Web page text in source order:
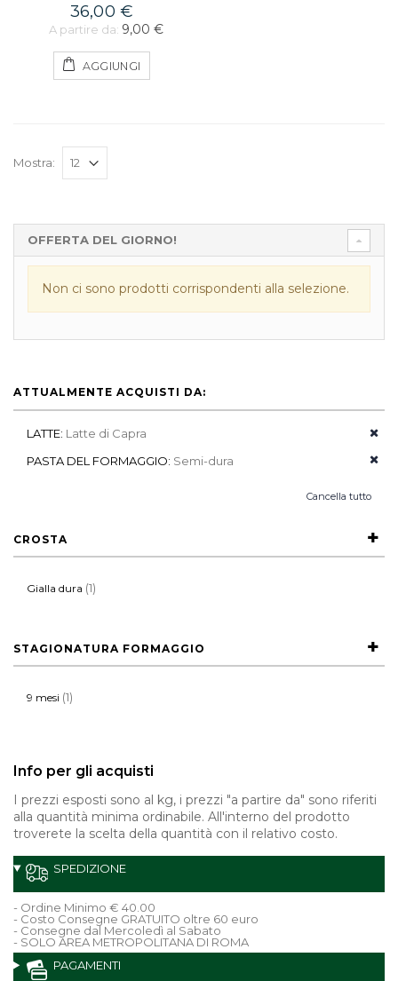
36,00 €
A partire da: 9,00 €
AGGIUNGI
Mostra:
OFFERTA DEL GIORNO!
Non ci sono prodotti corrispondenti alla selezione.
ATTUALMENTE ACQUISTI DA:
LATTE: Latte di Capra
PASTA DEL FORMAGGIO: Semi-dura
Cancella tutto
CROSTA
Gialla dura (1)
STAGIONATURA FORMAGGIO
9 mesi (1)
Info per gli acquisti
I prezzi esposti sono al kg, i prezzi "a partire da" sono riferiti
alla quantità minima ordinabile. All'interno del prodotto
troverete la scelta della quantità con il relativo costo.
SPEDIZIONE
- Ordine Minimo € 40.00
- Costo Consegne GRATUITO oltre 60 euro
- Consegne dal Mercoledì al Sabato
- SOLO AREA METROPOLITANA DI ROMA
PAGAMENTI